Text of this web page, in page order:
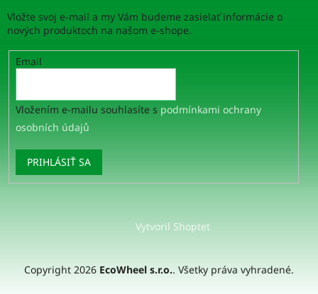
Vložte svoj e-mail a my Vám budeme zasielať informácie o
nových produktoch na našom e-shope.
Email
Vložením e-mailu souhlasíte s podmínkami ochrany
osobních údajů
PRIHLÁSIŤ SA
Vytvoril Shoptet
Copyright 2026 EcoWheel s.r.o.. Všetky práva vyhradené.